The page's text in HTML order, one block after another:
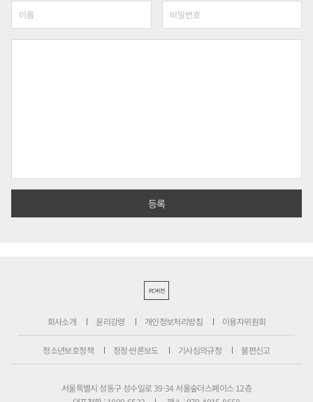
PC버전
회사소개 윤리강령 개인정보처리방침 이용자위원회
청소년보호정책 정정·반론보도 기사심의규정 불편신고
서울특별시 성동구 성수일로 39-34 서울숲더스페이스 12층